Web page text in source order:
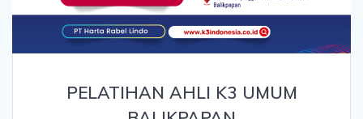
PELATIHAN AHLI K3 UMUM